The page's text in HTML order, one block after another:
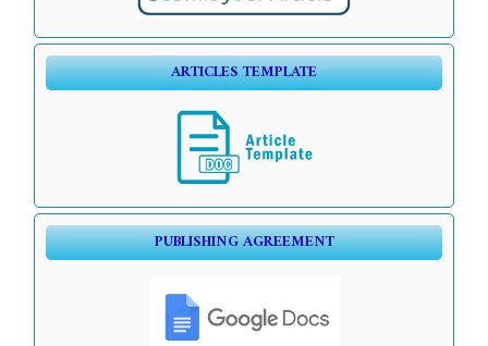
ARTICLES TEMPLATE
PUBLISHING AGREEMENT